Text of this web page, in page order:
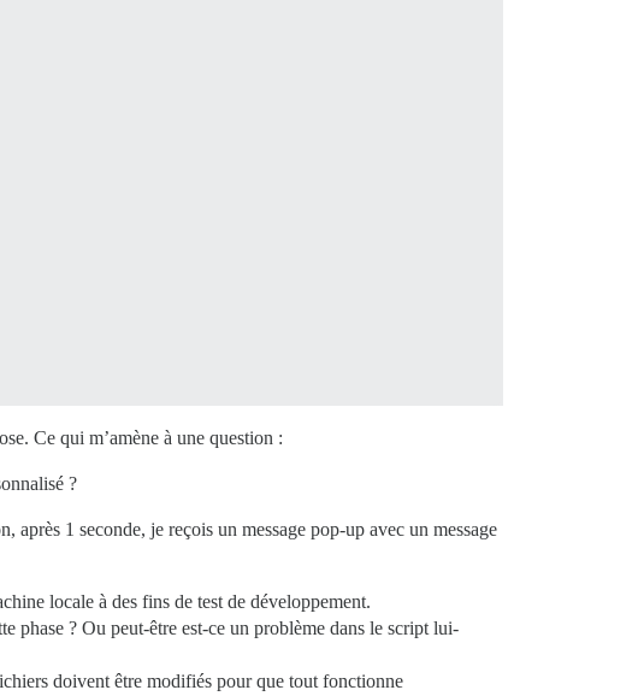
Ce qui m’amène à une question :
?
après 1 seconde, je reçois un message pop-up avec un message
locale à des fins de test de développement.
phase ? Ou peut-être est-ce un problème dans le script lui-
doivent être modifiés pour que tout fonctionne